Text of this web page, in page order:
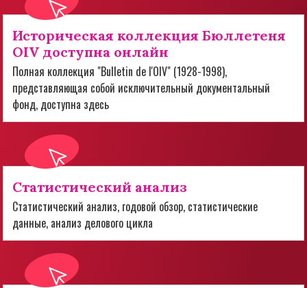
Историческая коллекция Бюллетеня
OIV доступна онлайн
Полная коллекция "Bulletin de l'OIV" (1928-1998),
представляющая собой исключительный документальный
фонд, доступна здесь
Статистический анализ
Статистический анализ, годовой обзор, статистические
данные, анализ делового цикла